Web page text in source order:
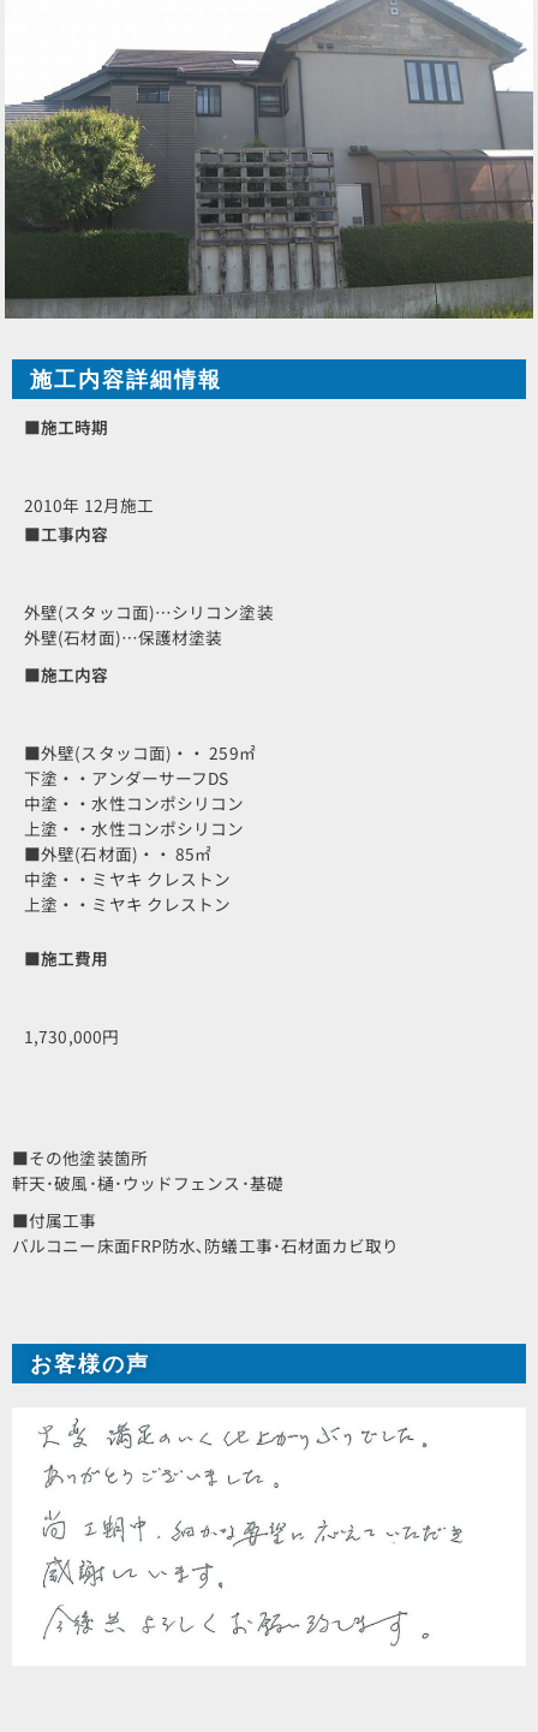
施工内容詳細情報
■施工時期
2010年 12月施工
■工事内容
外壁(スタッコ面)…シリコン塗装
外壁(石材面)…保護材塗装
■施工内容
■外壁(スタッコ面)・・ 259㎡
下塗・・アンダーサーフDS
中塗・・水性コンポシリコン
上塗・・水性コンポシリコン
■外壁(石材面)・・ 85㎡
中塗・・ミヤキ クレストン
上塗・・ミヤキ クレストン
■施工費用
1,730,000円
■その他塗装箇所
軒天･破風･樋･ウッドフェンス･基礎
■付属工事
バルコニー床面FRP防水､防蟻工事･石材面カビ取り
お客様の声